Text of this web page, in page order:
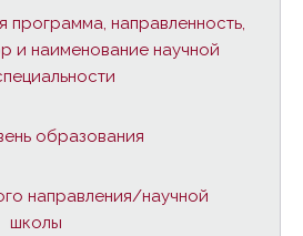
программа, направленность,
и наименование научной
образования
направления/научной
школы